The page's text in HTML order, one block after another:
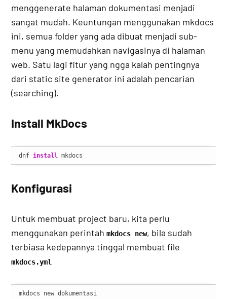
menggenerate halaman dokumentasi menjadi
sangat mudah. Keuntungan menggunakan mkdocs
ini, semua folder yang ada dibuat menjadi sub-
menu yang memudahkan navigasinya di halaman
web. Satu lagi fitur yang ngga kalah pentingnya
dari static site generator ini adalah pencarian
(searching).
Install MkDocs
dnf install mkdocs
Konfigurasi
Untuk membuat project baru, kita perlu
menggunakan perintahmkdocs new, bila sudah
terbiasa kedepannya tinggal membuat file
mkdocs.yml
mkdocs new dokumentasi